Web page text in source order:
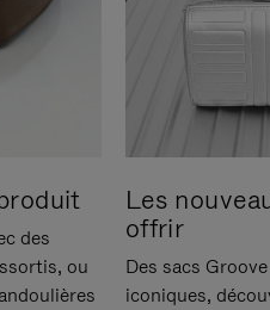
des
ou
Les
offrir
Des sacs
iconiques,